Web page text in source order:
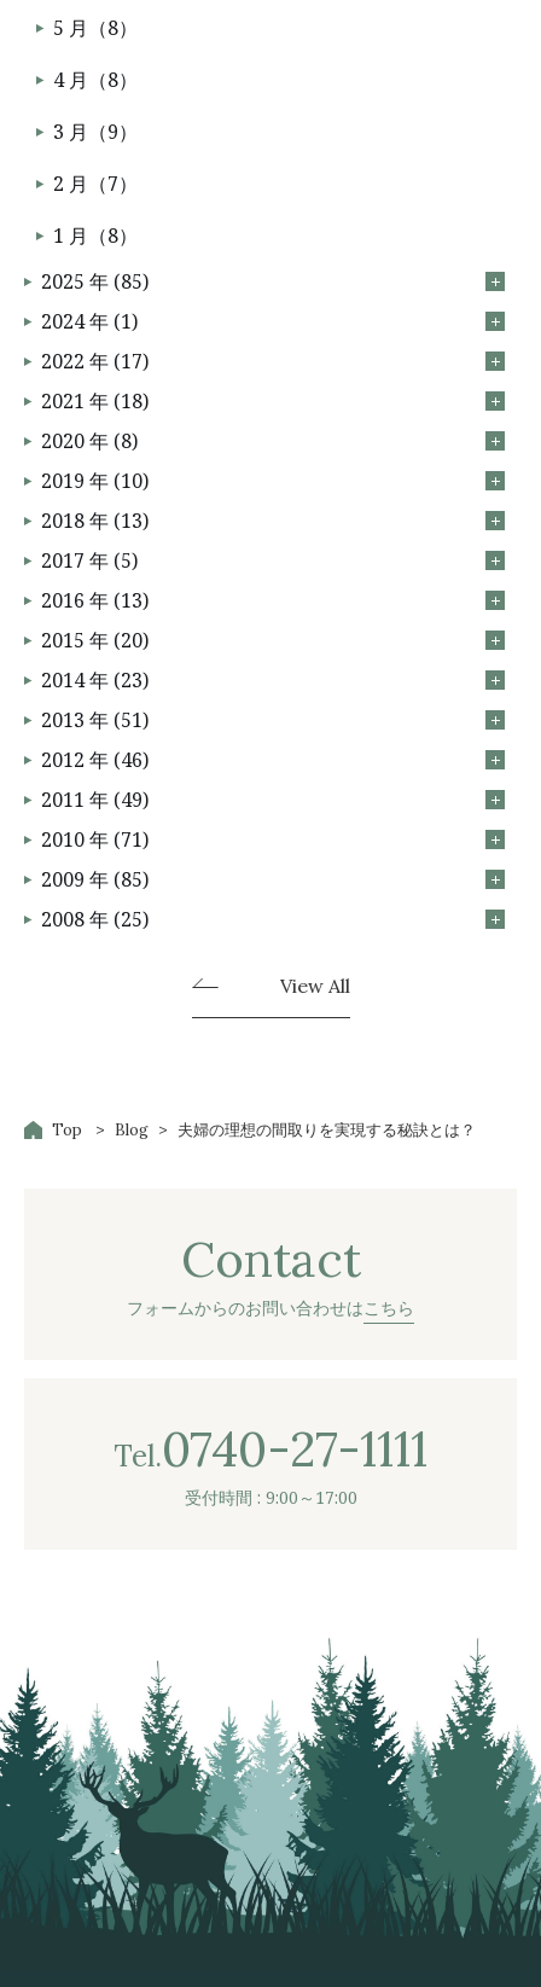
5 月（8）
4 月（8）
3 月（9）
2 月（7）
1 月（8）
2025 年 (85)
2024 年 (1)
2022 年 (17)
2021 年 (18)
2020 年 (8)
2019 年 (10)
2018 年 (13)
2017 年 (5)
2016 年 (13)
2015 年 (20)
2014 年 (23)
2013 年 (51)
2012 年 (46)
2011 年 (49)
2010 年 (71)
2009 年 (85)
2008 年 (25)
View All
Top Blog 夫婦の理想の間取りを実現する秘訣とは？
Contact
フォームからのお問い合わせはこちら
Tel.0740-27-1111
受付時間 : 9:00～17:00